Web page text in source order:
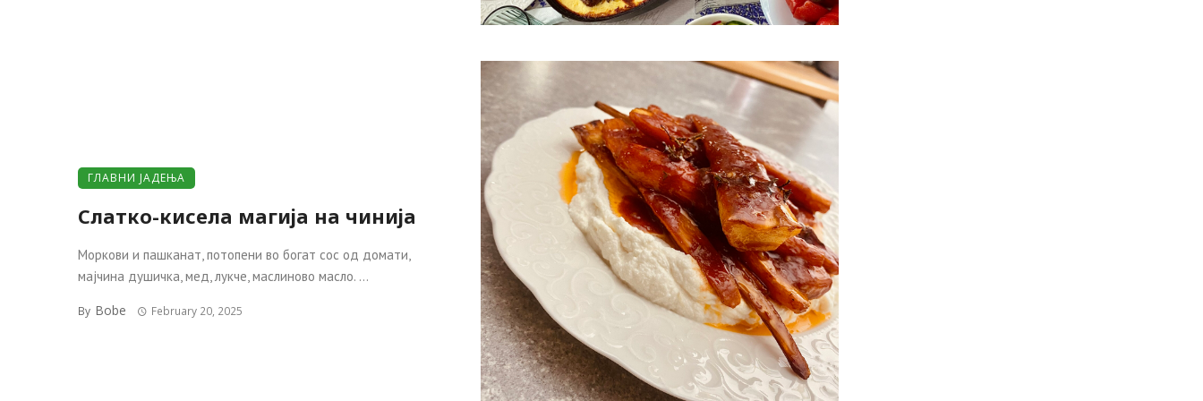
ГЛАВНИ ЈАДЕЊА
Слатко-кисела магија на чинија
Моркови и пашканат, потопени во богат сос од домати,
мајчина душичка, мед, лукче, маслиново масло. ...
By Bobe February 20, 2025